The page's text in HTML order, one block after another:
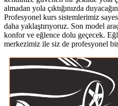
almadan yola çıktığınızda
Profesyonel kurs sistemlerimiz
daha yaklaştırıyoruz. Son model
konfor ve eğlence dolu geçecek.
merkezimiz ile siz de profesyonel